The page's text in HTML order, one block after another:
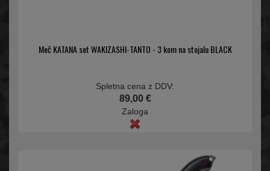
Meč KATANA set WAKIZASHI-TANTO - 3 kom na stojalu BLACK
Spletna cena z DDV:
89,00 €
Zaloga